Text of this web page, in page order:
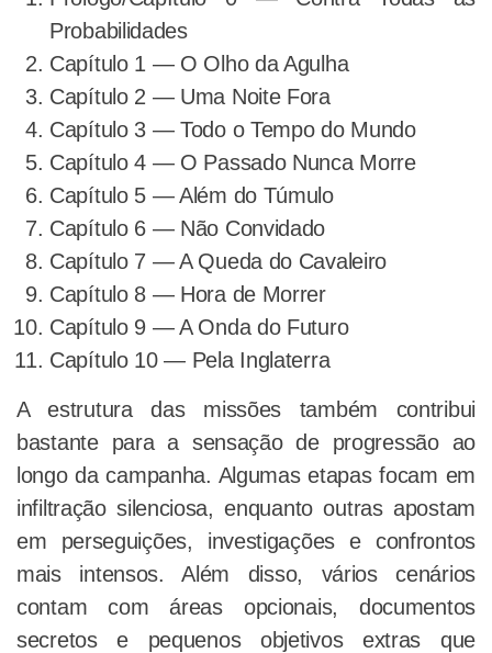
Probabilidades
Capítulo 1 — O Olho da Agulha
Capítulo 2 — Uma Noite Fora
Capítulo 3 — Todo o Tempo do Mundo
Capítulo 4 — O Passado Nunca Morre
Capítulo 5 — Além do Túmulo
Capítulo 6 — Não Convidado
Capítulo 7 — A Queda do Cavaleiro
Capítulo 8 — Hora de Morrer
Capítulo 9 — A Onda do Futuro
Capítulo 10 — Pela Inglaterra
A estrutura das missões também contribui
bastante para a sensação de progressão ao
longo da campanha. Algumas etapas focam em
infiltração silenciosa, enquanto outras apostam
em perseguições, investigações e confrontos
mais intensos. Além disso, vários cenários
contam com áreas opcionais, documentos
secretos e pequenos objetivos extras que